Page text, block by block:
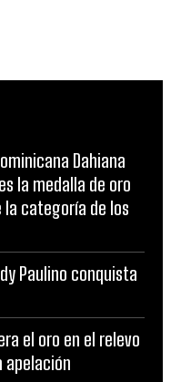
Dahiana
la medalla de oro
la categoría de los
Paulino conquista
el oro en el relevo
apelación